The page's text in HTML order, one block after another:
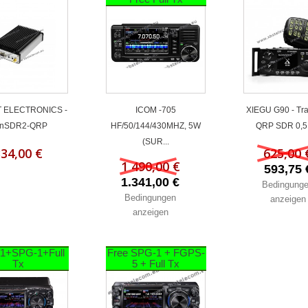
ELECTRONICS -
QRP
€
ICOM -705
HF/50/144/430MHZ, 5W
(SUR...
1 490,00 €
1.341,00 €
Bedingungen
anzeigen
XIEGU G90 -
QRP SDR
625,00
593,75
anzeigen
1+Full
Tx
Free SPG-1 + FGPS-
5 + Full Tx